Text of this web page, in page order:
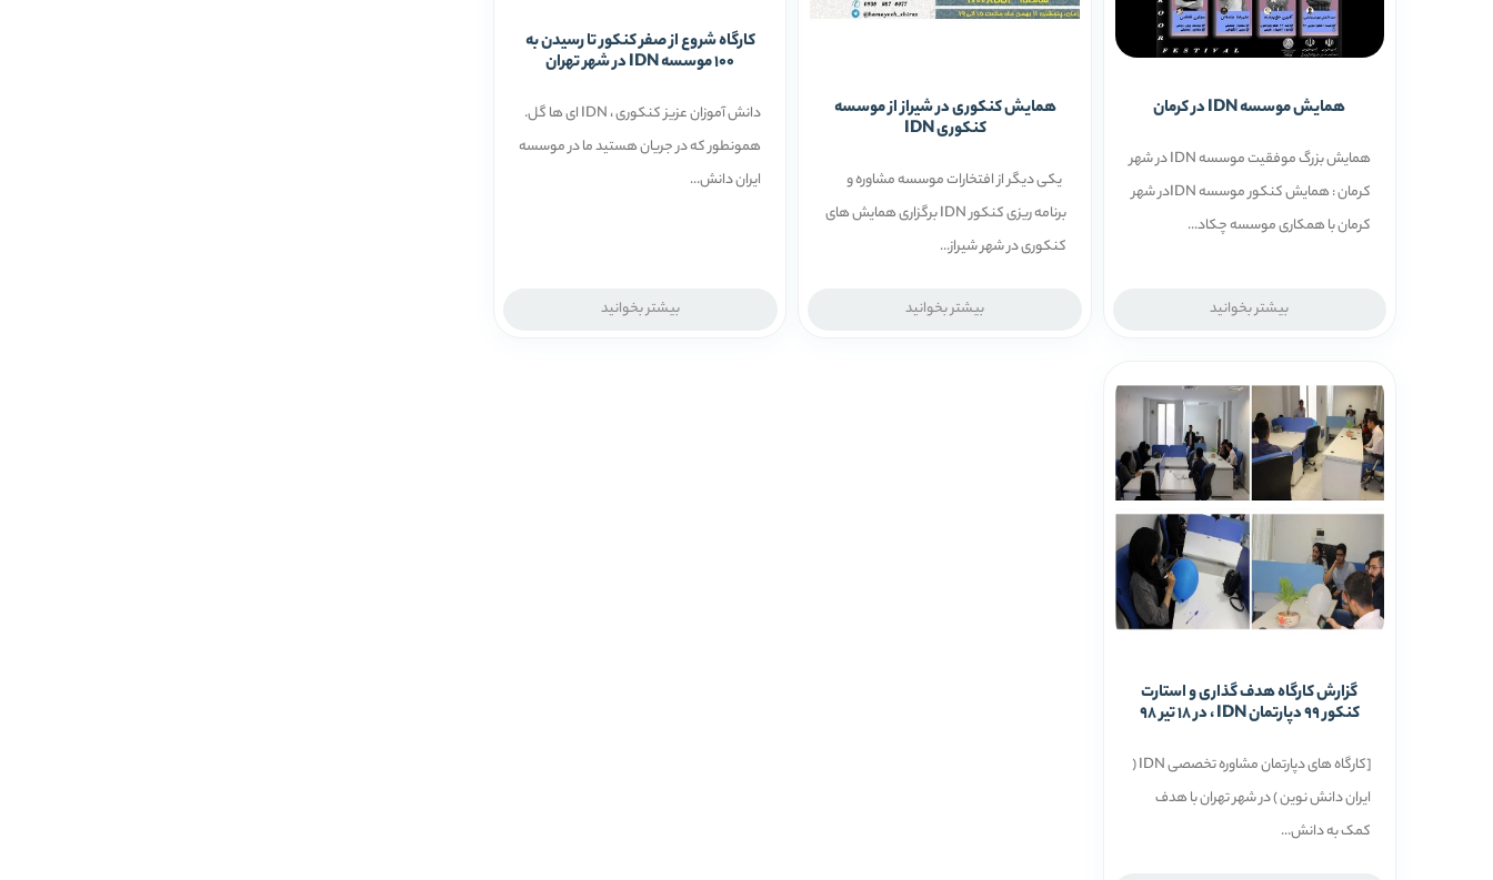
همایش موسسه IDN در کرمان
همایش بزرگ موفقیت موسسه IDN در شهر
کرمان : همایش کنکور موسسه IDNدر شهر
کرمان با همکاری موسسه چکاد...
بیشتر بخوانید
همایش کنکوری در شیراز از موسسه
کنکوری IDN
یکی دیگر از افتخارات موسسه مشاوره و
برنامه ریزی کنکور IDN برگزاری همایش های
کنکوری در شهر شیراز...
بیشتر بخوانید
کارگاه شروع از صفر کنکور تا رسیدن به
100 موسسه IDN در شهر تهران
دانش آموزان عزیز کنکوری ، IDN ای ها گل.
همونطور که در جریان هستید ما در موسسه
ایران دانش...
بیشتر بخوانید
گزارش کارگاه هدف گذاری و استارت
کنکور 99 دپارتمان IDN ، در 18 تیر 98
[کارگاه های دپارتمان مشاوره تخصصی IDN (
ایران دانش نوین ) در شهر تهران با هدف
کمک به دانش...